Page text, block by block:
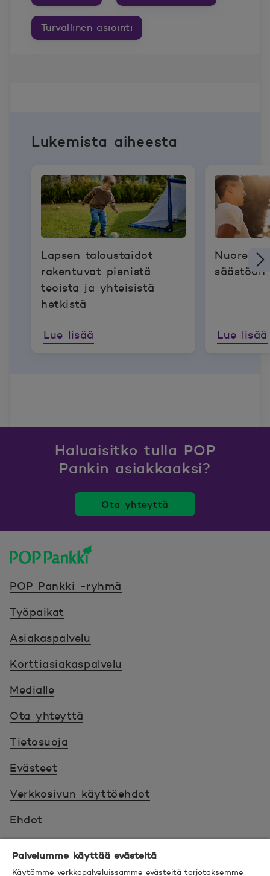
Turvallinen asiointi
Lukemista aiheesta
Lapsen taloustaidot
rakentuvat pienistä
teoista ja yhteisistä
hetkistä
Lue lisää
Nuoren
Lue lisää
Haluaisitko tulla POP
Pankin asiakkaaksi?
Ota yhteyttä
POP Pankki -ryhmä
Työpaikat
Asiakaspalvelu
Korttiasiakaspalvelu
Medialle
Ota yhteyttä
Tietosuoja
Evästeet
Verkkosivun käyttöehdot
Ehdot
Saavutettavuus
Palvelumme käyttää evästeitä
Käytämme verkkopalveluissamme evästeitä tarjotaksemme